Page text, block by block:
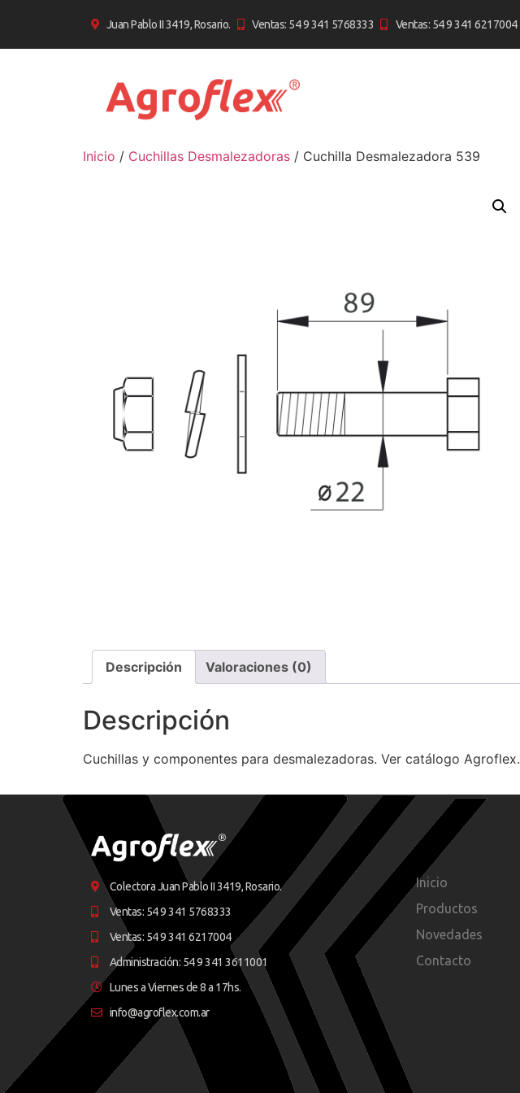
Juan Pablo II 3419, Rosario. Ventas: 54 9 341 5768333 Ventas: 54 9 341 6217004
Inicio / Cuchillas Desmalezadoras / Cuchilla Desmalezadora 539
Descripción Valoraciones (0)
Descripción
Cuchillas y componentes para desmalezadoras. Ver catálogo Agroflex.
Colectora Juan Pablo II 3419, Rosario.
Ventas: 54 9 341 5768333
Ventas: 54 9 341 6217004
Administración: 54 9 341 3611001
Lunes a Viernes de 8 a 17hs.
info@agroflex.com.ar
Inicio
Productos
Novedades
Contacto